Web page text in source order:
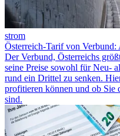
strom
Österreich-Tarif von Verbund:
Der Verbund, Österreichs
seine Preise sowohl für Neu-
rund ein Drittel zu senken.
profitieren können und ob
sind.